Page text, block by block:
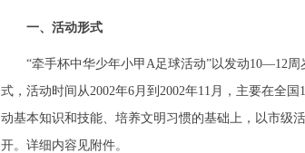
一、活动形式
“牵手杯中华少年小甲A足球活动”以发动10—12周
式，活动时间从2002年6月到2002年11月，主要在全
动基本知识和技能、培养文明习惯的基础上，以市级
开。详细内容见附件。